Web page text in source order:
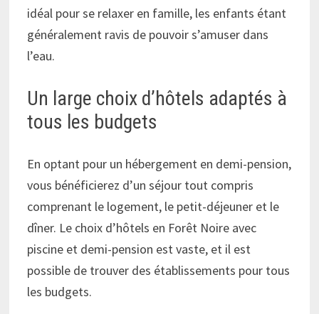
idéal pour se relaxer en famille, les enfants étant
généralement ravis de pouvoir s’amuser dans
l’eau.
Un large choix d’hôtels adaptés à
tous les budgets
En optant pour un hébergement en demi-pension,
vous bénéficierez d’un séjour tout compris
comprenant le logement, le petit-déjeuner et le
dîner. Le choix d’hôtels en Forêt Noire avec
piscine et demi-pension est vaste, et il est
possible de trouver des établissements pour tous
les budgets.